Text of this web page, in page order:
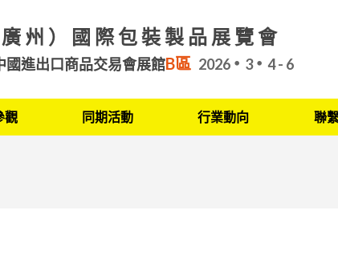
州）國際包裝製品展覽會
國進出口商品交易會展館B區 2026 3 4 - 6
觀 同期活動 行業動向 聯